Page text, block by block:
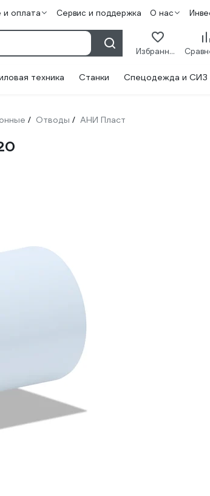
и оплата Сервис и поддержка О нас
Избранное
техника Станки Спецодежда и СИЗ
/ Отводы / АНИ Пласт